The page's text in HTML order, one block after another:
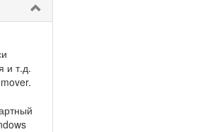
и т.д.